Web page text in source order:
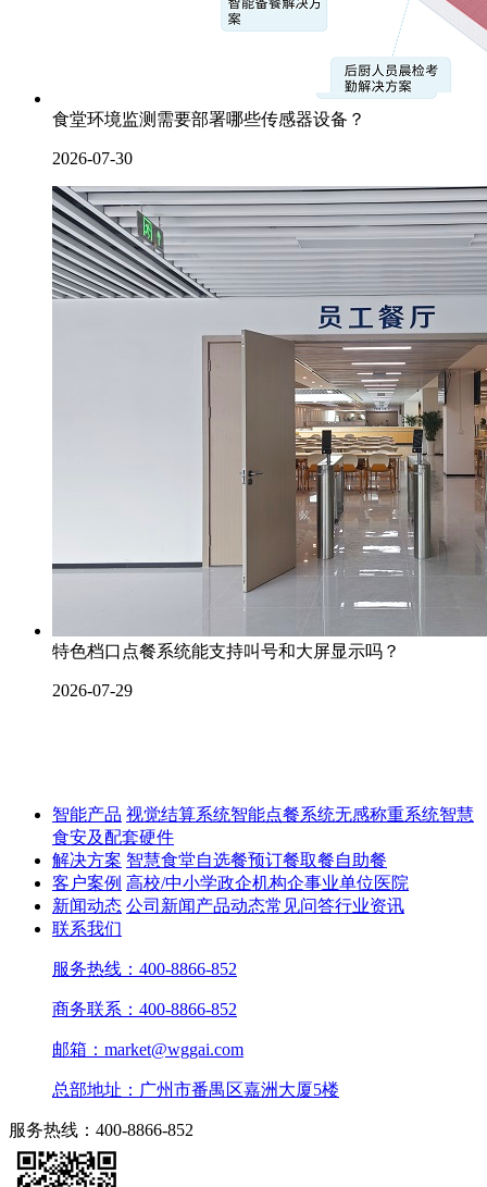
食堂环境监测需要部署哪些传感器设备？
2026-07-30
特色档口点餐系统能支持叫号和大屏显示吗？
2026-07-29
智能产品 视觉结算系统智能点餐系统无感称重系统智慧
食安及配套硬件
解决方案 智慧食堂自选餐预订餐取餐自助餐
客户案例 高校/中小学政企机构企事业单位医院
新闻动态 公司新闻产品动态常见问答行业资讯
联系我们
服务热线：400-8866-852
商务联系：400-8866-852
邮箱：market@wggai.com
总部地址：广州市番禺区嘉洲大厦5楼
服务热线：400-8866-852